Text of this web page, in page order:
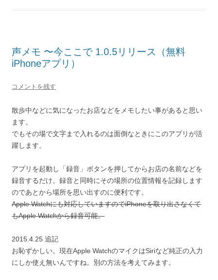
声メモ 〜今ここで 1.0.5リリース（無料
iPhoneアプリ）
コメントを残す
散歩中などに気になったお店などをメモしたい事があると思い
ます。
でもその場で文字まで入れるのは面倒なときにこのアプリが活
躍します。
アプリを起動し「録音」ボタンを押してからお店の名前などを
録音するだけ。録音と同時にその場所の位置情報を記録します
のであとから場所を思い出すのに便利です。
Apple Watchにも対応していますのでiPhoneを取り出さなくて
もApple Watchから録音可能。
2015.4.25 追記
お恥ずかしい。現在Apple WatchのマイクはSiriなど純正の入力
にしか使え無いんですね。別の方法を考えてみます。